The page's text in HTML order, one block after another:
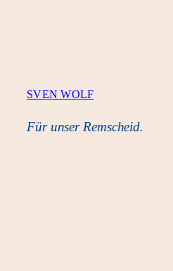
SVEN WOLF
Für unser Remscheid.